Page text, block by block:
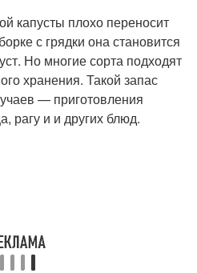
капусты плохо переносит
с грядки она становится
Но многие сорта подходят
хранения. Такой запас
— приготовления
рагу и и других блюд.